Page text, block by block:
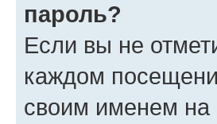
пароль?
Если вы не
каждом
своим именем